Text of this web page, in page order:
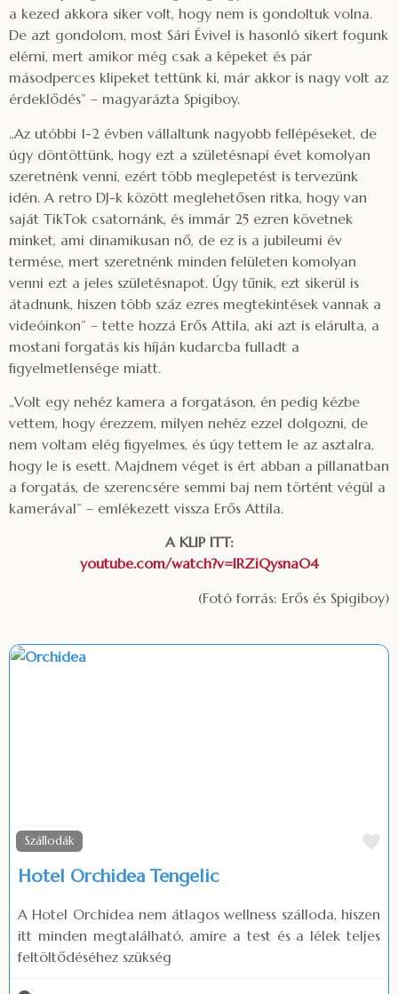
a kezed akkora siker volt, hogy nem is gondoltuk volna.
De azt gondolom, most Sári Évivel is hasonló sikert fogunk
elérni, mert amikor még csak a képeket és pár
másodperces klipeket tettünk ki, már akkor is nagy volt az
érdeklődés” – magyarázta Spigiboy.
„Az utóbbi 1-2 évben vállaltunk nagyobb fellépéseket, de
úgy döntöttünk, hogy ezt a születésnapi évet komolyan
szeretnénk venni, ezért több meglepetést is tervezünk
idén. A retro DJ-k között meglehetősen ritka, hogy van
saját TikTok csatornánk, és immár 25 ezren követnek
minket, ami dinamikusan nő, de ez is a jubileumi év
termése, mert szeretnénk minden felületen komolyan
venni ezt a jeles születésnapot. Úgy tűnik, ezt sikerül is
átadnunk, hiszen több száz ezres megtekintések vannak a
videóinkon” – tette hozzá Erős Attila, aki azt is elárulta, a
mostani forgatás kis híján kudarcba fulladt a
figyelmetlensége miatt.
„Volt egy nehéz kamera a forgatáson, én pedig kézbe
vettem, hogy érezzem, milyen nehéz ezzel dolgozni, de
nem voltam elég figyelmes, és úgy tettem le az asztalra,
hogy le is esett. Majdnem véget is ért abban a pillanatban
a forgatás, de szerencsére semmi baj nem történt végül a
kamerával” – emlékezett vissza Erős Attila.
A KLIP ITT:
youtube.com/watch?v=lRZiQysnaO4
(Fotó forrás: Erős és Spigiboy)
Szállodák
Hotel Orchidea Tengelic
A Hotel Orchidea nem átlagos wellness szálloda, hiszen
itt minden megtalálható, amire a test és a lélek teljes
feltöltődéséhez szükség